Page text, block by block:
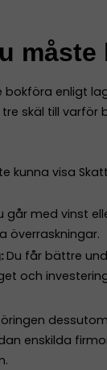
enligt
skäl till varför
kunna visa
går med vinst
överraskningar.
Du får bättre
och
enskilda